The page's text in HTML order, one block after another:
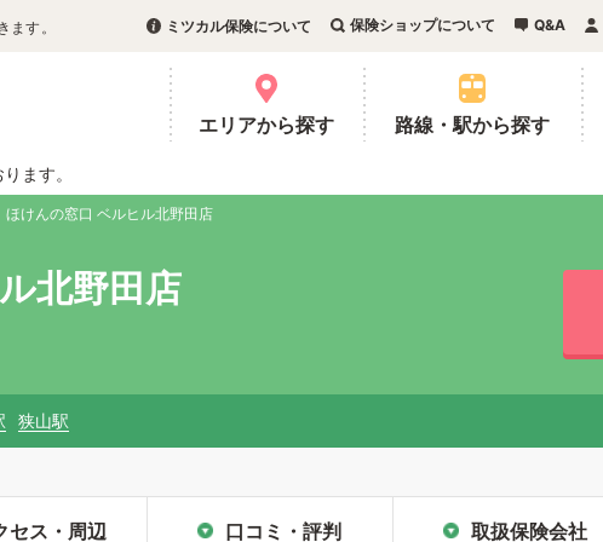
す。 ミツカル保険について 保険ショップについて Q&A
エリアから探す 路線・駅から探す
ます。
ほけんの窓口 ベルヒル北野田店
北野田店
狭山駅
セス・周辺 口コミ・評判 取扱保険会社